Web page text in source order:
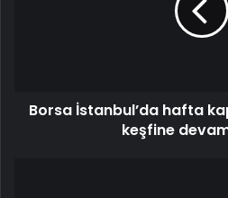
Borsa İstanbul’da hafta
keşfine